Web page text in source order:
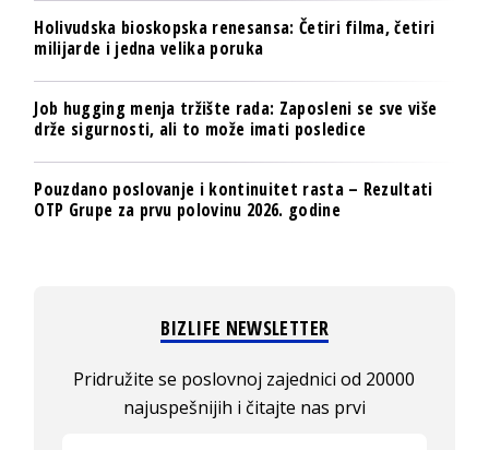
Holivudska bioskopska renesansa: Četiri filma, četiri
milijarde i jedna velika poruka
Job hugging menja tržište rada: Zaposleni se sve više
drže sigurnosti, ali to može imati posledice
Pouzdano poslovanje i kontinuitet rasta – Rezultati
OTP Grupe za prvu polovinu 2026. godine
BIZLIFE NEWSLETTER
Pridružite se poslovnoj zajednici od 20000
najuspešnijih i čitajte nas prvi